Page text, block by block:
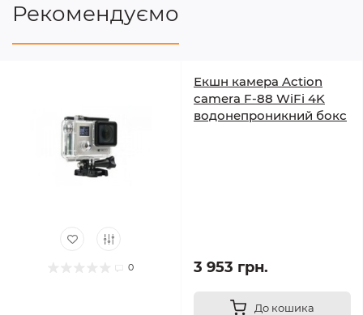
Рекомендуємо
0
Екшн камера Action
camera F-88 WiFi 4K
водонепроникний бокс
3 953 грн.
До кошика